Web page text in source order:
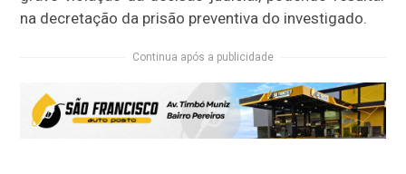
na decretação da prisão preventiva do investigado.
Continua após a publicidade